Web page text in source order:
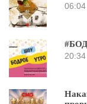
06:04
20:34